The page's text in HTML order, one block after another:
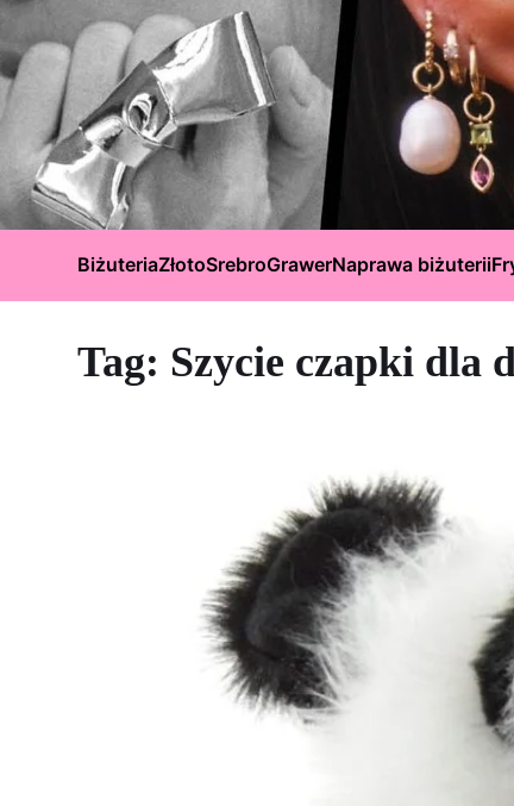
BiżuteriaZłotoSrebroGrawerNaprawa biżuterii
Tag: Szycie czapki dla